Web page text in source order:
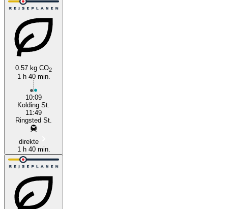
0.57 kg CO2
1 h 40 min.
10:09
Kolding St.
11:49
Ringsted St.
direkte
1 h 40 min.